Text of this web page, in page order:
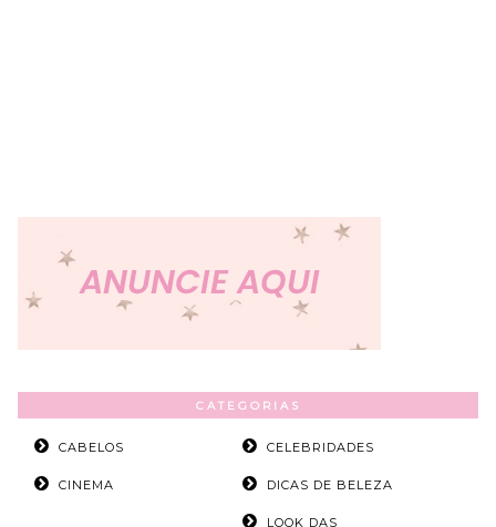
CATEGORIAS
CABELOS CELEBRIDADES
CINEMA DICAS DE BELEZA
LOOK DAS